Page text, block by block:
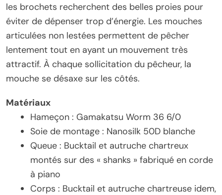
les brochets recherchent des belles proies pour
éviter de dépenser trop d’énergie. Les mouches
articulées non lestées permettent de pêcher
lentement tout en ayant un mouvement très
attractif. À chaque sollicitation du pêcheur, la
mouche se désaxe sur les côtés.
Matériaux
Hameçon : Gamakatsu Worm 36 6/0
Soie de montage : Nanosilk 50D blanche
Queue : Bucktail et autruche chartreux
montés sur des « shanks » fabriqué en corde
à piano
Corps : Bucktail et autruche chartreuse idem,